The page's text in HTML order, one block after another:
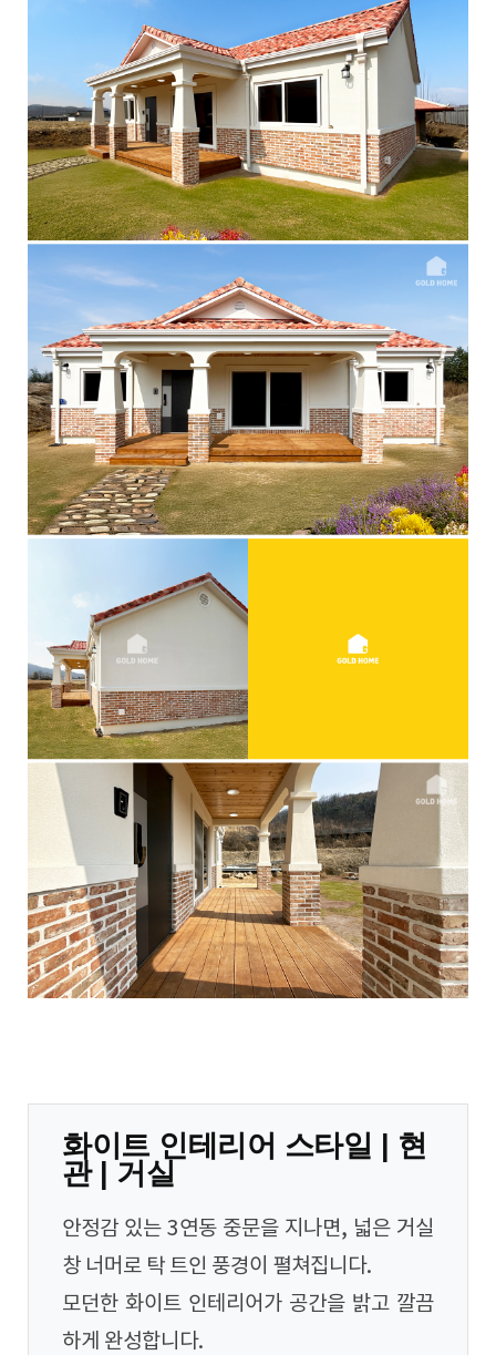
화이트 인테리어 스타일 | 현
관 | 거실
안정감 있는 3연동 중문을 지나면, 넓은 거실
창 너머로 탁 트인 풍경이 펼쳐집니다.
모던한 화이트 인테리어가 공간을 밝고 깔끔
하게 완성합니다.